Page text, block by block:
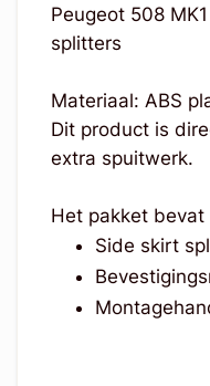
Peugeot 508
splitters
Materiaal: ABS
Dit product is
extra spuitwerk.
Het pakket bevat
Side skirt